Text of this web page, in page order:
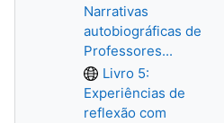
Narrativas
autobiográficas de
Professores...
Livro 5:
Experiências de
reflexão com